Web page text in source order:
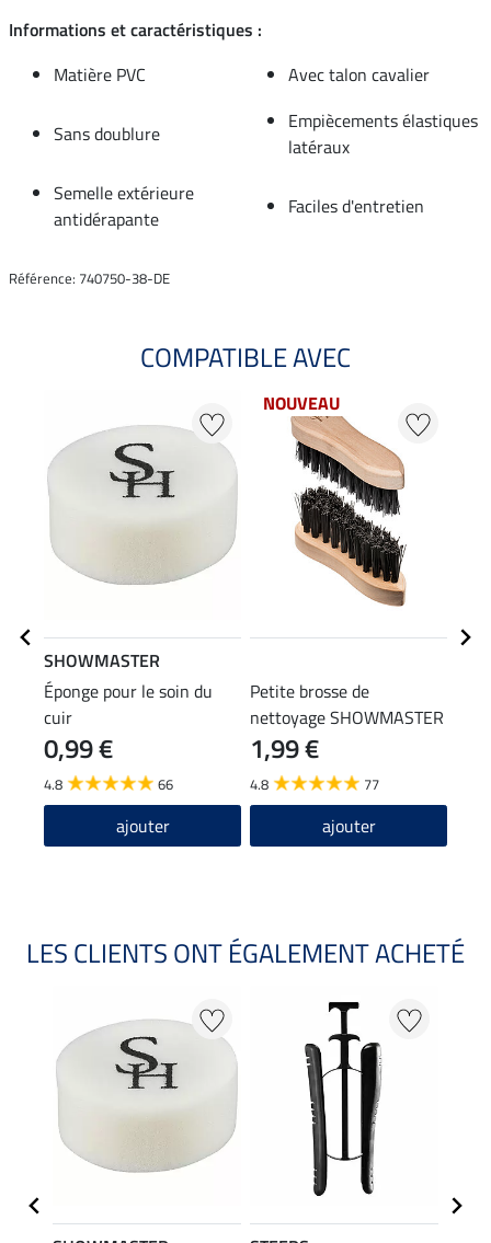
Informations et caractéristiques :
Matière PVC
Avec talon cavalier
Sans doublure
Empiècements élastiques
latéraux
Semelle extérieure
antidérapante
Faciles d'entretien
Référence: 740750-38-DE
COMPATIBLE AVEC
SHOWMASTER
Éponge pour le soin du
cuir
0,99 €
4.8 66
ajouter
NOUVEAU
Petite brosse de
nettoyage SHOWMASTER
1,99 €
4.8 77
ajouter
LES CLIENTS ONT ÉGALEMENT ACHETÉ